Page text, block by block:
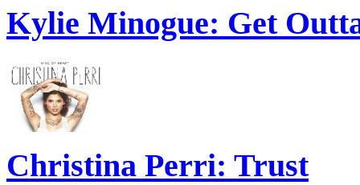
Kylie Minogue: Get
Christina Perri: Trust